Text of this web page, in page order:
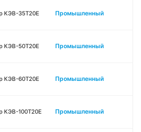
КЭВ-35Т20Е Промышленный
КЭВ-50Т20Е Промышленный
КЭВ-60Т20Е Промышленный
КЭВ-100Т20Е Промышленный